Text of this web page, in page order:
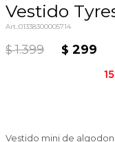
Vestido
01338300005714
$ 1.399 $ 299
Vestido mini de